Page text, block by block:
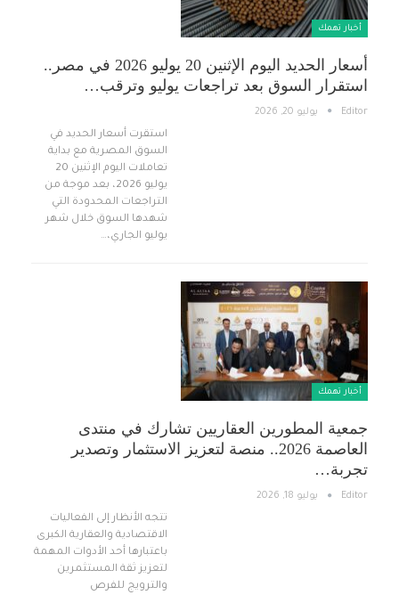
أخبار تهمك
أسعار الحديد اليوم الإثنين 20 يوليو 2026 في مصر..
استقرار السوق بعد تراجعات يوليو وترقب…
Editor يوليو 20, 2026
استقرت أسعار الحديد في
السوق المصرية مع بداية
تعاملات اليوم الإثنين 20
يوليو 2026، بعد موجة من
التراجعات المحدودة التي
شهدها السوق خلال شهر
يوليو الجاري،…
أخبار تهمك
جمعية المطورين العقاريين تشارك في منتدى
العاصمة 2026.. منصة لتعزيز الاستثمار وتصدير
تجربة…
Editor يوليو 18, 2026
تتجه الأنظار إلى الفعاليات
الاقتصادية والعقارية الكبرى
باعتبارها أحد الأدوات المهمة
لتعزيز ثقة المستثمرين
والترويج للفرص